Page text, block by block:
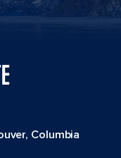
Columbia